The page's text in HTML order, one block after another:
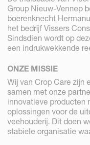
Group Nieuw-Vennep
boerenknecht
het bedrijf Vissers
Sindsdien wordt op
een indrukwekkende
ONZE MISSIE
Wij van Crop Care zijn
samen met onze
innovatieve producten
oplossingen voor de
veehouderij. Dit doen
stabiele organisatie